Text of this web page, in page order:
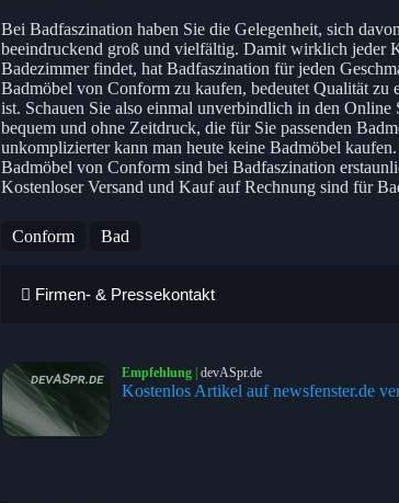
Bei Badfaszination haben Sie die Gelegenheit, sich
beeindruckend groß und vielfältig. Damit wirklich jeder
Badezimmer findet, hat Badfaszination für jeden
Badmöbel von Conform zu kaufen, bedeutet Qualität
ist. Schauen Sie also einmal unverbindlich in den
bequem und ohne Zeitdruck, die für Sie passenden
unkomplizierter kann man heute keine Badmöbel
Badmöbel von Conform sind bei Badfaszination
Kostenloser Versand und Kauf auf Rechnung sind für
Conform Bad
Firmen- & Pressekontakt
Empfehlung | devASpr.de
Kostenlos Artikel auf newsfenster.de